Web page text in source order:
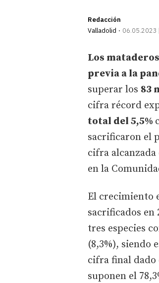
Redacción
Valladolid
06.05.2023
Los
previa a la
superar los 83
cifra récord
total del 5,5%
sacrificaron el
cifra alcanzada
en la
El crecimiento
sacrificados en
tres especies
(8,3%), siendo
cifra final dado
suponen el